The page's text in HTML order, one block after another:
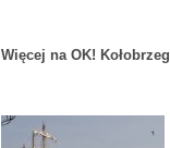
Więcej na OK! Kołobrzeg